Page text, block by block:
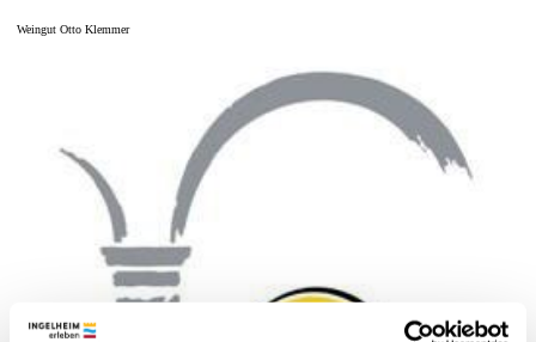
Weingut Otto Klemmer